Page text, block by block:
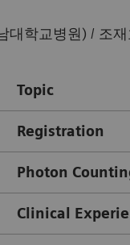
대학교병원) / 조
Topic
Registration
Photon
Clinical